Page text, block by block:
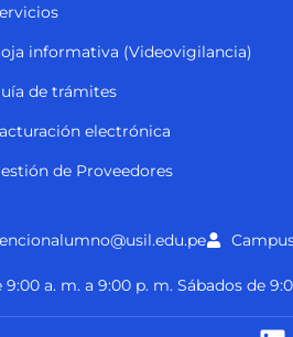
informativa (Videovigilancia)
de trámites
electrónica
de Proveedores
a. m. a 9:00 p. m. Sábados de